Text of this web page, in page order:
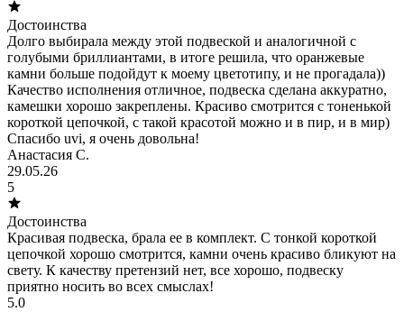
Достоинства
Долго выбирала между этой подвеской и аналогичной с
голубыми бриллиантами, в итоге решила, что оранжевые
камни больше подойдут к моему цветотипу, и не прогадала))
Качество исполнения отличное, подвеска сделана аккуратно,
камешки хорошо закреплены. Красиво смотрится с тоненькой
короткой цепочкой, с такой красотой можно и в пир, и в мир)
Спасибо uvi, я очень довольна!
Анастасия С.
29.05.26
5
Достоинства
Красивая подвеска, брала ее в комплект. С тонкой короткой
цепочкой хорошо смотрится, камни очень красиво бликуют на
свету. К качеству претензий нет, все хорошо, подвеску
приятно носить во всех смыслах!
5.0